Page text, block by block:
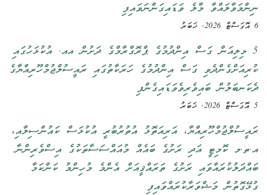
ނިންމަވާލައްވާ މާލެ ވަޑައިގަންނަވައިފި
6 އޮގަސްޓް 2026, ޚަބަރު
5 މިލިއަން ގަސް އިންދުމުގެ ޕްރޮގްރާމްގެ ދަށުން އއ. އުކުޅަހުގައި
ކުރިއަށްގެންދެވި ގަސް އިންދުމުގެ ހަރަކާތުގައި ރައީސުލްޖުމްހޫރިއްޔާގެ
ދެކަނބަލުން ބައިވެރިވެވަޑައިގެންފި
5 އޮގަސްޓް 2026, ޚަބަރު
ރައީސުލްޖުމްހޫރިއްޔާ، އަރިއަތޮޅު އުތުރުބުރީ އުކުޅަސް ކައުންސިލާއި،
އ.ތ.މ ކޮމިޓީ އަދި ރަށުގެ ބައެއް މުއައްސަސާތަކުގެ އިސްވެރިންނާ
ބައްދަލުކުރައްވައި ރަށުގެ ތަރައްޤީއަށް އެންމެ މުހިންމު ކަންކަމާ
ގުޅޭގޮތުން މަޝްވަރާކުރައްވައިފި